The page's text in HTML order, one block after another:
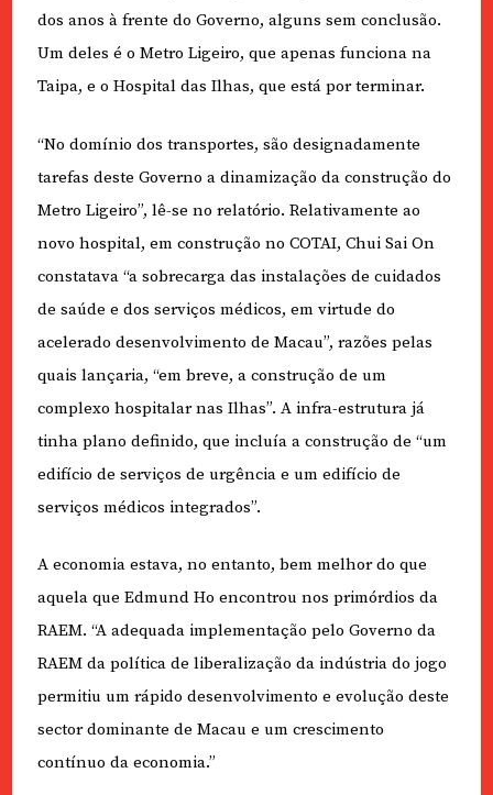
dos anos à frente do Governo, alguns sem conclusão.
Um deles é o Metro Ligeiro, que apenas funciona na
Taipa, e o Hospital das Ilhas, que está por terminar.
“No domínio dos transportes, são designadamente
tarefas deste Governo a dinamização da construção do
Metro Ligeiro”, lê-se no relatório. Relativamente ao
novo hospital, em construção no COTAI, Chui Sai On
constatava “a sobrecarga das instalações de cuidados
de saúde e dos serviços médicos, em virtude do
acelerado desenvolvimento de Macau”, razões pelas
quais lançaria, “em breve, a construção de um
complexo hospitalar nas Ilhas”. A infra-estrutura já
tinha plano definido, que incluía a construção de “um
edifício de serviços de urgência e um edifício de
serviços médicos integrados”.
A economia estava, no entanto, bem melhor do que
aquela que Edmund Ho encontrou nos primórdios da
RAEM. “A adequada implementação pelo Governo da
RAEM da política de liberalização da indústria do jogo
permitiu um rápido desenvolvimento e evolução deste
sector dominante de Macau e um crescimento
contínuo da economia.”